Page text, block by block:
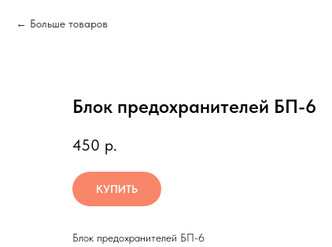
Больше товаров
Блок предохранителей БП-6
450 р.
КУПИТЬ
Блок предохранителей БП-6